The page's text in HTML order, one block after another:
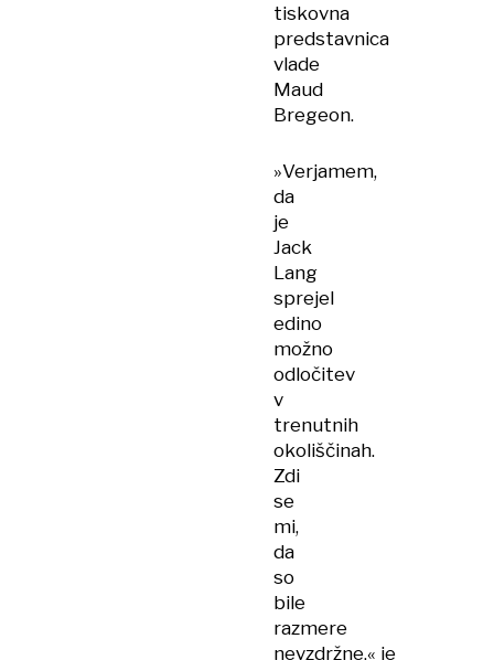
tiskovna
predstavnica
vlade
Maud
Bregeon.
»Verjamem,
da
je
Jack
Lang
sprejel
edino
možno
odločitev
v
trenutnih
okoliščinah.
Zdi
se
mi,
da
so
bile
razmere
nevzdržne,« je